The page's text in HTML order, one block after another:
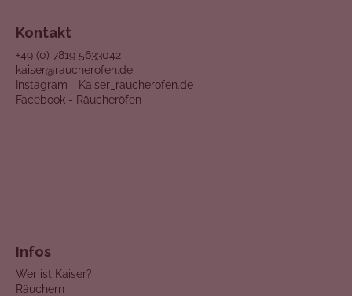
Kontakt
+49 (0) 7819 5633042
kaiser@raucherofen.de
Instagram - Kaiser_raucherofen.de
Facebook - Räucheröfen
Infos
Wer ist Kaiser?
Räuchern